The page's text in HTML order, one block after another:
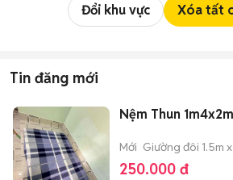
Đổi khu vực Xóa tất
Tin đăng mới
Nệm Thun
Mới Giường đôi 1.5m x
250.000 đ